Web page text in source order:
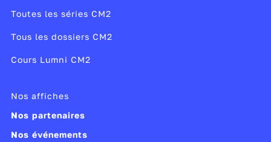
Toutes les séries CM2
Tous les dossiers CM2
Cours Lumni CM2
Nos affiches
Nos partenaires
Nos événements